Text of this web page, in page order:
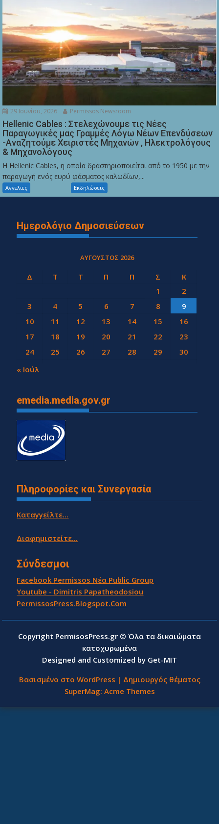
29 Ιουνίου, 2026 Permissos Newsroom
Hellenic Cables : Στελεχώνουμε τις Νέες
Παραγωγικές μας Γραμμές Λόγω Νέων Επενδύσεων
-Αναζητούμε Χειριστές Μηχανών , Ηλεκτρολόγους
& Μηχανολόγους
Η Hellenic Cables, η οποία δραστηριοποιείται από το 1950 με την
παραγωγή ενός ευρύ φάσματος καλωδίων,...
Αγγελιες Εκδηλώσεις
Ημερολόγιο Δημοσιεύσεων
ΑΎΓΟΥΣΤΟΣ 2026
Δ Τ Τ Π Π Σ
Κ
1
2
3
4 5 6 7 8
9
10
11 12 13 14 15
16
17
18 19 20 21 22
23
24
25 26 27 28 29
30
31
« Ιούλ
emedia.media.gov.gr
Πληροφορίες και Συνεργασία
Καταγγείλτε...
Διαφημιστείτε...
Σύνδεσμοι
Facebook Permissos Νέα Public Group
Youtube - Dimitris Papatheodosiou
PermissosPress.Blogspot.Com
Copyright PermisosPress.gr © Όλα τα δικαιώματα
κατοχυρωμένα
Designed and Customized by Get-MIT
Βασισμένο στο WordPress | Δημιουργός θέματος
SuperMag: Acme Themes